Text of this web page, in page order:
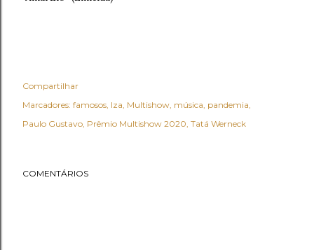
Compartilhar
Marcadores: famosos Iza Multishow música pandemia
Paulo Gustavo Prêmio Multishow 2020 Tatá Werneck
COMENTÁRIOS